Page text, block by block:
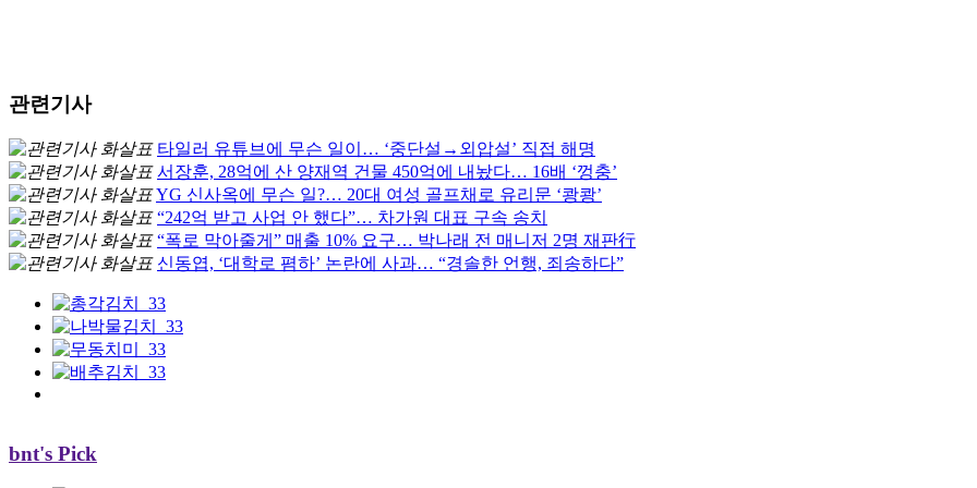
관련기사
타일러 유튜브에 무슨 일이… ‘중단설→외압설’ 직접 해명
서장훈, 28억에 산 양재역 건물 450억에 내놨다… 16배 ‘껑충’
YG 신사옥에 무슨 일?… 20대 여성 골프채로 유리문 ‘쾅쾅’
“242억 받고 사업 안 했다”… 차가원 대표 구속 송치
“폭로 막아줄게” 매출 10% 요구… 박나래 전 매니저 2명 재판行
신동엽, ‘대학로 폄하’ 논란에 사과… “경솔한 언행, 죄송하다”
bnt's Pick